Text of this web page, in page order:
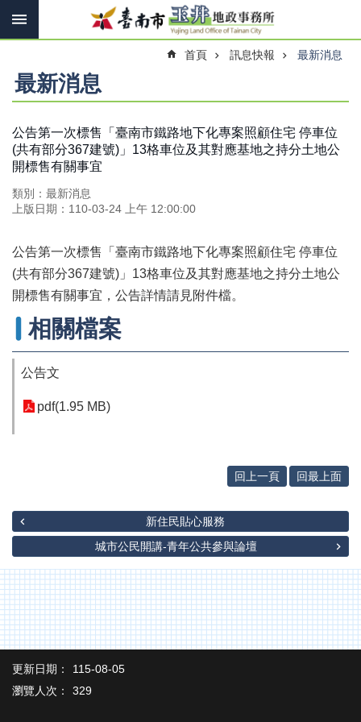
跳到主要內容區塊
搜
搜
尋
訊
息
快
報
關
簡
介
線
辦
與
查
詢
民
交
流
下
載
專
主
首頁 訊息快報 最新消息
最新消息
公告第一次標售「臺南市鐵路地下化專案照顧住宅 停車位
(共有部分367建號)」13格車位及其對應基地之持分土地公
開標售有關事宜
類別：最新消息
上版日期：110-03-24 上午 12:00:00
公告第一次標售「臺南市鐵路地下化專案照顧住宅 停車位
(共有部分367建號)」13格車位及其對應基地之持分土地公
開標售有關事宜，公告詳情請見附件檔。
相關檔案
公告文
pdf(1.95 MB)
回上一頁 回最上面
新住民貼心服務
城市公民開講-青年公共參與論壇
更新日期：
115-08-05
瀏覽人次：
329